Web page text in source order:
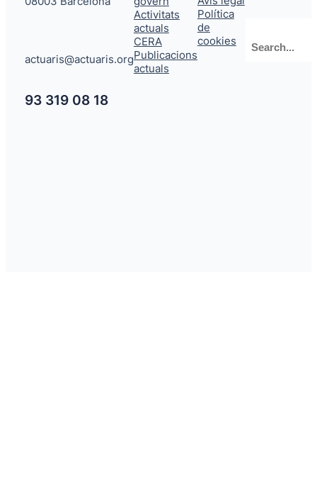
actuaris@actuaris.org
93 319 08 18
Activitats
actuals
CERA
Publicacions
actuals
Política
de
cookies